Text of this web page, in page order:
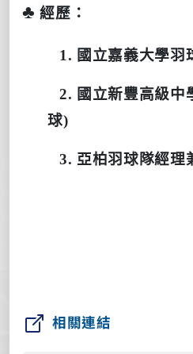
♣ 經歷：
1. 國立嘉義大學羽
2. 國立新豐高級中
球)
3. 亞柏羽球隊經理
相關連結